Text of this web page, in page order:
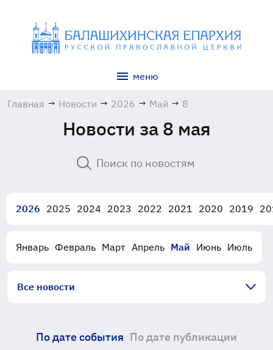
меню
Главная → Новости → 2026 → Май → 8
Новости за 8 мая
2026 2025 2024 2023 2022 2021 2020 2019
Январь Февраль Март Апрель Май Июнь Июль
Все новости
По дате события По дате публикации